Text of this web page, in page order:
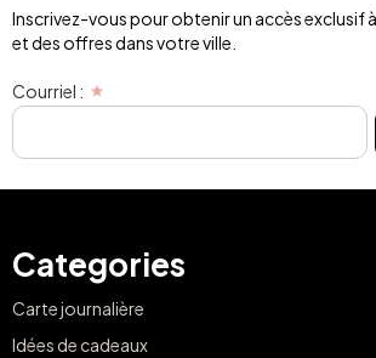
Inscrivez-vous pour obtenir un accès exclusif
et des offres dans votre ville.
Courriel :
Categories
Carte journalière
Idées de cadeaux